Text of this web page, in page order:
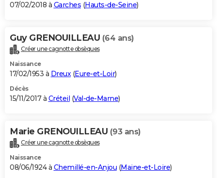
07/02/2018 à Garches (Hauts-de-Seine)
Guy GRENOUILLEAU (64 ans)
Créer une cagnotte obsèques
Naissance
17/02/1953 à Dreux(Eure-et-Loir)
Décès
15/11/2017 à Créteil (Val-de-Marne)
Marie GRENOUILLEAU (93 ans)
Créer une cagnotte obsèques
Naissance
08/06/1924 à Chemillé-en-Anjou (Maine-et-Loire)